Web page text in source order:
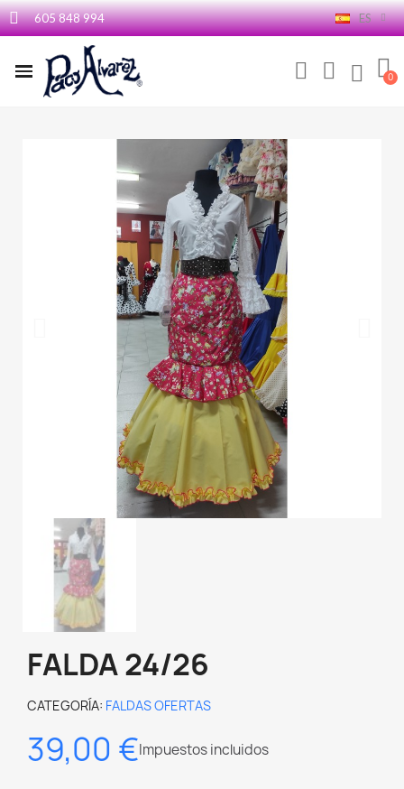
605 848 994 ES
FALDA 24/26
CATEGORÍA FALDAS OFERTAS
39,00 €Impuestos incluidos